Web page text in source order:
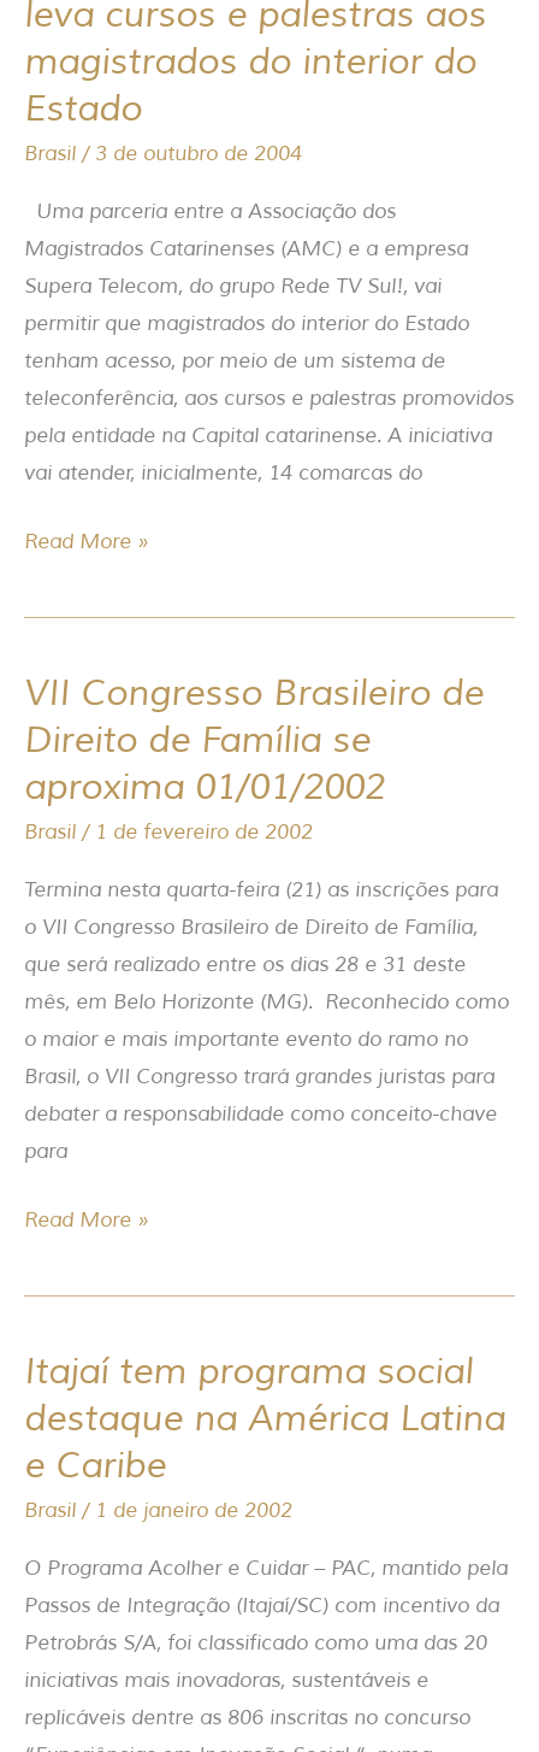
leva cursos e palestras aos
magistrados do interior do
Estado
Brasil / 3 de outubro de 2004
Uma parceria entre a Associação dos
Magistrados Catarinenses (AMC) e a empresa
Supera Telecom, do grupo Rede TV Sul!, vai
permitir que magistrados do interior do Estado
tenham acesso, por meio de um sistema de
teleconferência, aos cursos e palestras promovidos
pela entidade na Capital catarinense. A iniciativa
vai atender, inicialmente, 14 comarcas do
TV
Sul!
leva
palestras
aos
magistrados
do
interior
do
Estado
Read More »
VII Congresso Brasileiro de
Direito de Família se
aproxima 01/01/2002
Brasil / 1 de fevereiro de 2002
Termina nesta quarta-feira (21) as inscrições para
o VII Congresso Brasileiro de Direito de Família,
que será realizado entre os dias 28 e 31 deste
mês, em Belo Horizonte (MG). Reconhecido como
o maior e mais importante evento do ramo no
Brasil, o VII Congresso trará grandes juristas para
debater a responsabilidade como conceito-chave
para
VII
Congresso
de
Direito
Read More »
Itajaí tem programa social
destaque na América Latina
e Caribe
Brasil / 1 de janeiro de 2002
O Programa Acolher e Cuidar – PAC, mantido pela
Passos de Integração (Itajaí/SC) com incentivo da
Petrobrás S/A, foi classificado como uma das 20
iniciativas mais inovadoras, sustentáveis e
replicáveis dentre as 806 inscritas no concurso
Itajaí
tem
social
destaque